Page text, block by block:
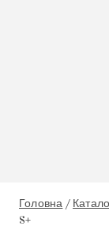
Головна /
S+